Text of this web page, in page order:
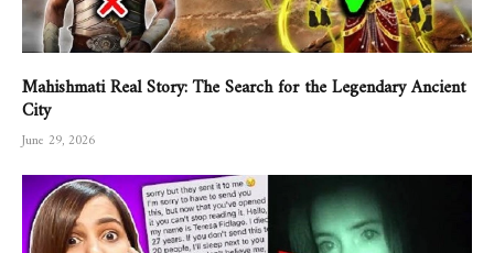
Mahishmati Real Story: The Search for the Legendary Ancient
City
June 29, 2026